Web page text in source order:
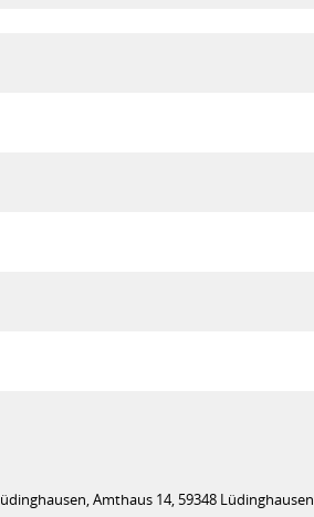
Amthaus 14, 59348 Lüdinghausen